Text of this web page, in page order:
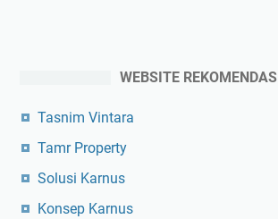
WEBSITE REKOMENDASI
Tasnim Vintara
Tamr Property
Solusi Karnus
Konsep Karnus